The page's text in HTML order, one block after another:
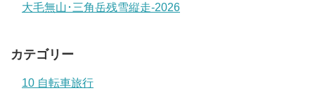
大毛無山･三角岳残雪縦走-2026
カテゴリー
10 自転車旅行